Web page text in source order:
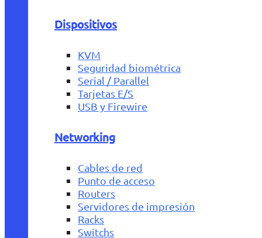
Dispositivos
KVM
Seguridad biométrica
Serial / Parallel
Tarjetas E/S
USB y Firewire
Networking
Cables de red
Punto de acceso
Routers
Servidores de impresión
Racks
Switchs